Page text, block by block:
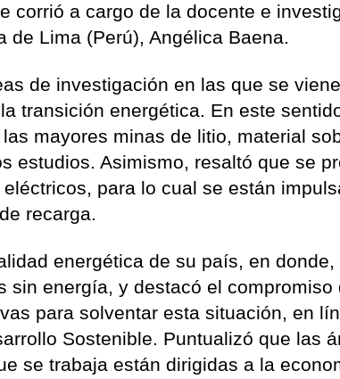
corrió a cargo de la docente e
Lima (Perú), Angélica Baena.
de investigación en las que se
transición energética. En este
mayores minas de litio, material
estudios. Asimismo, resaltó que se
para lo cual se están
recarga.
energética de su país, en donde,
sin energía, y destacó el compromiso
para solventar esta situación, en
Sostenible. Puntualizó que las
se trabaja están dirigidas a la